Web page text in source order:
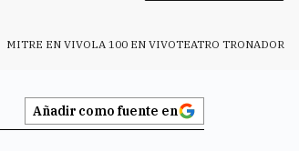
MITRE EN VIVOLA 100 EN VIVOTEATRO TRONADOR
Añadir como fuente en